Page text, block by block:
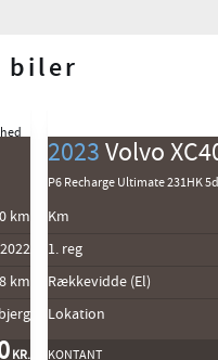
biler
km
km
KR.
2023Volvo
P6 Recharge Ultimate 231HK
Km
1. reg
Rækkevidde (El)
Lokation
KONTANT